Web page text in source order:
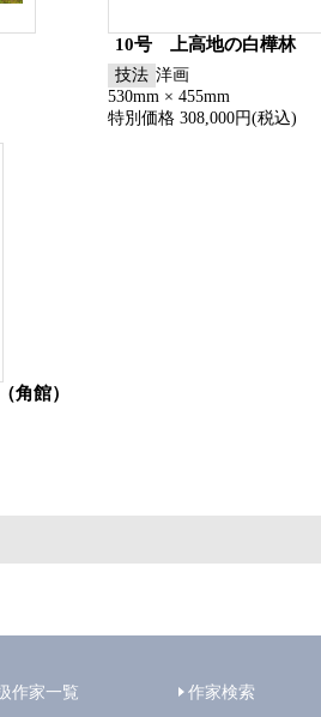
10号 上高地の白樺林
技法 洋画
530mm × 455mm
特別価格 308,000円(税込)
角館）
作家一覧 作家検索